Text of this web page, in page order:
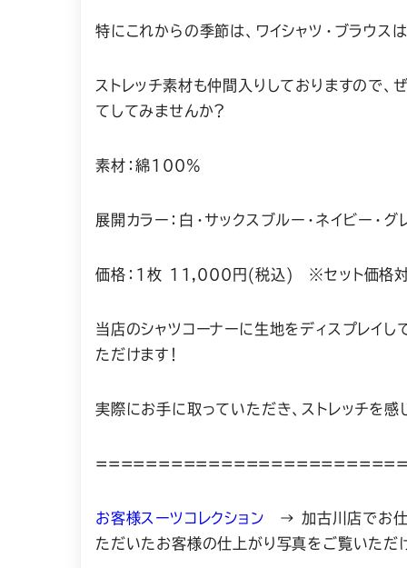
特にこれからの季節は、ワイシャツ・ブラウス
ストレッチ素材も仲間入りしておりますので、
てしてみませんか？
素材：綿100%
展開カラー：白・サックスブルー・ネイビー・グ
価格：1枚 11,000円(税込) ※セット価格
当店のシャツコーナーに生地をディスプレイし
ただけます！
実際にお手に取っていただき、ストレッチを感
お客様スーツコレクション
→ 加古川店でお仕
ただいたお客様の仕上がり写真をご覧いただ